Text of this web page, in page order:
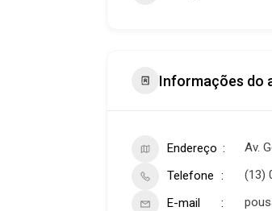
Informações do
Endereço
Av.
Telefone
(13)
E-mail